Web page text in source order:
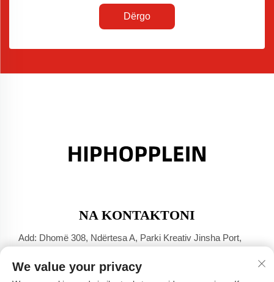
Dërgo
NA KONTAKTONI
Add: Dhomë 308, Ndërtesa A, Parki Kreativ Jinsha Port,
Tel: +86-17304049586
We value your privacy